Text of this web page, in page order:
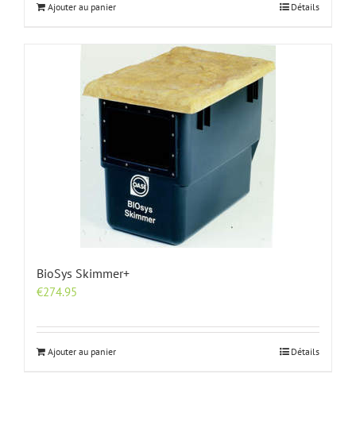
Ajouter au panier Détails
BioSys Skimmer+
€274.95
Ajouter au panier Détails